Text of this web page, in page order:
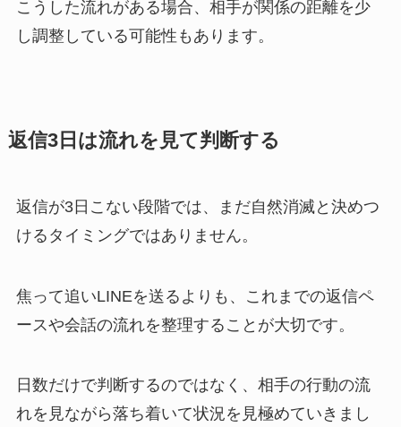
こうした流れがある場合、相手が関係の距離を少
し調整している可能性もあります。
返信3日は流れを見て判断する
返信が3日こない段階では、まだ自然消滅と決めつ
けるタイミングではありません。
焦って追いLINEを送るよりも、これまでの返信ペ
ースや会話の流れを整理することが大切です。
日数だけで判断するのではなく、相手の行動の流
れを見ながら落ち着いて状況を見極めていきまし